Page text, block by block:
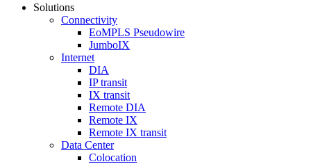
Solutions
Connectivity
EoMPLS Pseudowire
JumboIX
Internet
DIA
IP transit
IX transit
Remote DIA
Remote IX
Remote IX transit
Data Center
Colocation